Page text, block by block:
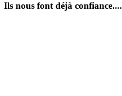
Ils nous font déjà confiance....